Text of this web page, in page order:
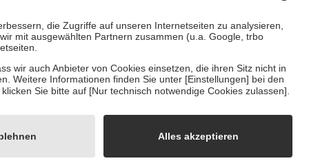
Zuzahlungen
dass es sich um echte Bewertungen handelt. Mehr